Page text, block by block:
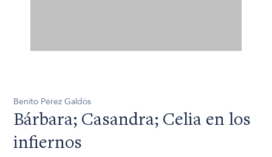
Benito Pérez Galdós
Bárbara; Casandra; Celia en los
infiernos